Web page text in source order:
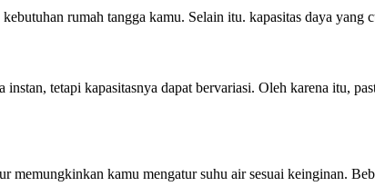
rumah tangga kamu. Selain itu. kapasitas daya yang
instan, tetapi kapasitasnya dapat bervariasi. Oleh karena itu,
memungkinkan kamu mengatur suhu air sesuai keinginan.